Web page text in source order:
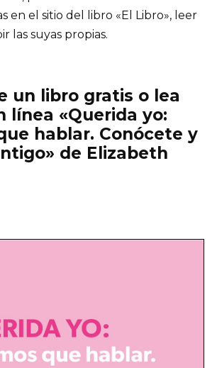
en el sitio del libro «El Libro», leer
las suyas propias.
un libro gratis o lea
línea «Querida yo:
hablar. Conócete y
de Elizabeth